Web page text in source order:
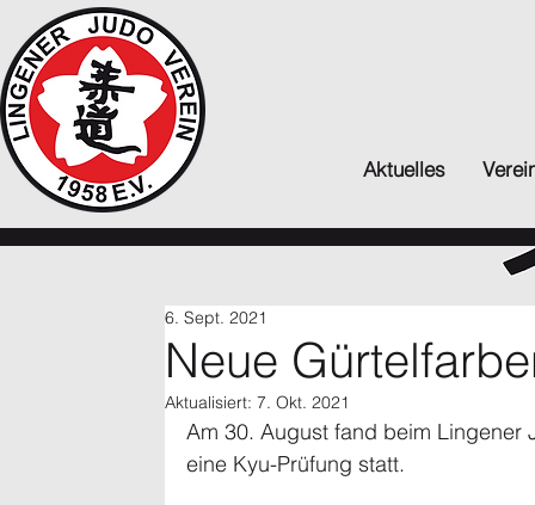
Aktuelles
Neue
6. Sept. 2021
Aktualisiert: 7. Okt. 2021
Am 30. August fand beim Lingener
eine Kyu-Prüfung statt.